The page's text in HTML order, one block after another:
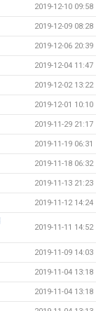
2019-12-10 09:58
2019-12-09 08:28
2019-12-06 20:39
2019-12-04 11:47
2019-12-02 13:22
2019-12-01 10:10
2019-11-29 21:17
2019-11-19 06:31
2019-11-18 06:32
2019-11-13 21:23
2019-11-12 14:24
2019-11-11 14:52
2019-11-09 14:03
2019-11-04 13:18
2019-11-04 13:18